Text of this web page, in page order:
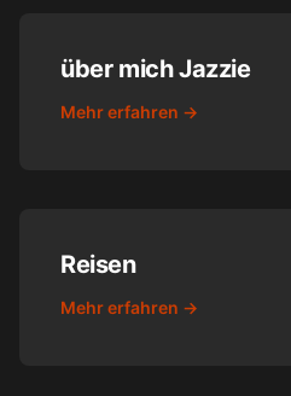
über mich Jazzie
Mehr erfahren →
Reisen
Mehr erfahren →